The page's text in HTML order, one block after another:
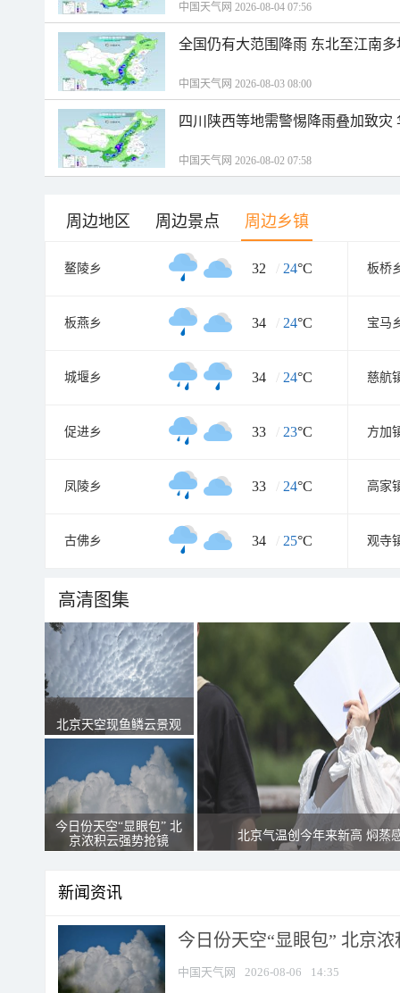
中国天气网 2026-08-04 07:56
全国仍有大范围降雨 东北至江南
中国天气网 2026-08-03 08:00
四川陕西等地需警惕降雨叠加致
中国天气网 2026-08-02 07:58
周边地区 周边景点 周边乡镇
鳌陵乡 32 / 24°C 板桥
板燕乡 34 / 24°C 宝马
城堰乡 34 / 24°C 慈航
促进乡 33 / 23°C 方加
凤陵乡 33 / 24°C 高家
古佛乡 34 / 25°C 观寺
高清图集
北京天空现鱼鳞云景观
今日份天空“显眼包” 北
京浓积云强势抢镜
北京气温创今年来新高 焖蒸
新闻资讯
今日份天空“显眼包” 北京
中国天气网 2026-08-06 14:35